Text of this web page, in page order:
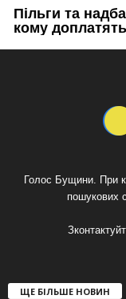
Голос Бущини. При
пошукових
ЩЕ БІЛЬШЕ НОВИН